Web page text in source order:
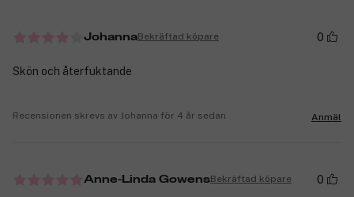
JohannaBekräftad köpare 0
Skön och återfuktande
Recensionen skrevs av Johanna för 4 år sedan Anmäl
Anne-Linda GowensBekräftad köpare 0